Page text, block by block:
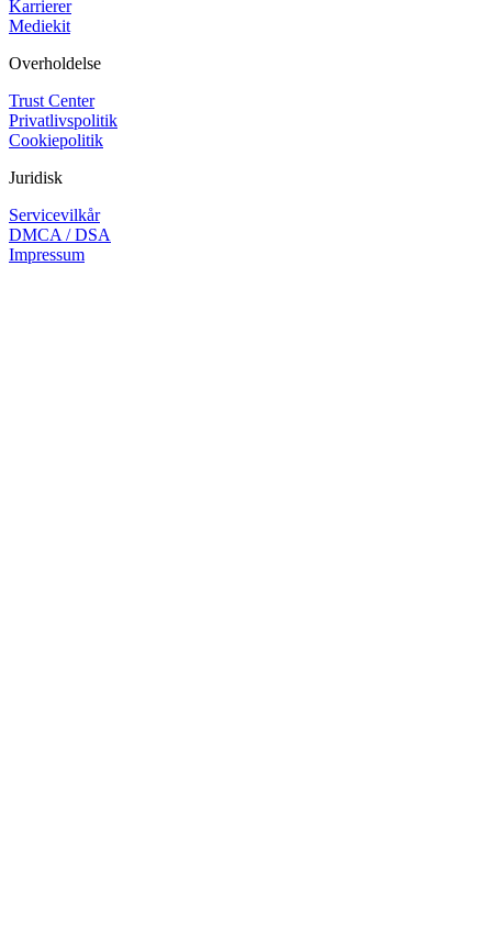
Karrierer
Mediekit
Overholdelse
Trust Center
Privatlivspolitik
Cookiepolitik
Juridisk
Servicevilkår
DMCA / DSA
Impressum